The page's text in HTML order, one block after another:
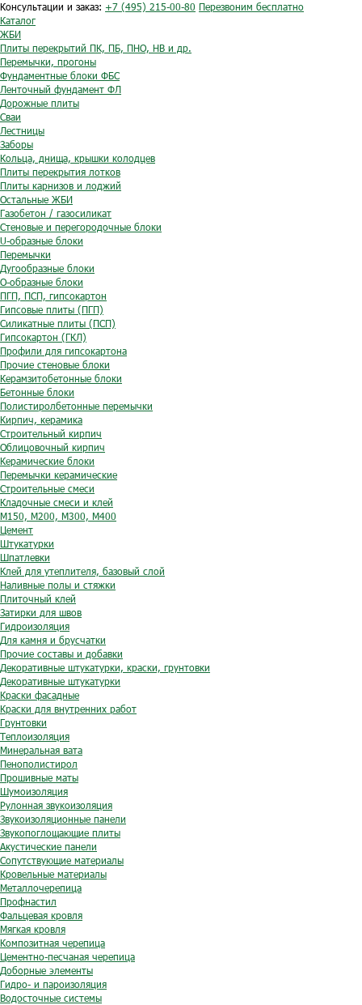
Консультации и заказ: +7 (495) 215-00-80 Перезвоним бесплатно
Каталог
ЖБИ
Плиты перекрытий ПК, ПБ, ПНО, НВ и др.
Перемычки, прогоны
Фундаментные блоки ФБС
Ленточный фундамент ФЛ
Дорожные плиты
Сваи
Лестницы
Заборы
Кольца, днища, крышки колодцев
Плиты перекрытия лотков
Плиты карнизов и лоджий
Остальные ЖБИ
Газобетон / газосиликат
Стеновые и перегородочные блоки
U-образные блоки
Перемычки
Дугообразные блоки
O-образные блоки
ПГП, ПСП, гипсокартон
Гипсовые плиты (ПГП)
Силикатные плиты (ПСП)
Гипсокартон (ГКЛ)
Профили для гипсокартона
Прочие стеновые блоки
Керамзитобетонные блоки
Бетонные блоки
Полистиролбетонные перемычки
Кирпич, керамика
Строительный кирпич
Облицовочный кирпич
Керамические блоки
Перемычки керамические
Строительные смеси
Кладочные смеси и клей
М150, М200, М300, М400
Цемент
Штукатурки
Шпатлевки
Клей для утеплителя, базовый слой
Наливные полы и стяжки
Плиточный клей
Затирки для швов
Гидроизоляция
Для камня и брусчатки
Прочие составы и добавки
Декоративные штукатурки, краски, грунтовки
Декоративные штукатурки
Краски фасадные
Краски для внутренних работ
Грунтовки
Теплоизоляция
Минеральная вата
Пенополистирол
Прошивные маты
Шумоизоляция
Рулонная звукоизоляция
Звукоизоляционные панели
Звукопоглощающие плиты
Акустические панели
Сопутствующие материалы
Кровельные материалы
Металлочерепица
Профнастил
Фальцевая кровля
Мягкая кровля
Композитная черепица
Цементно-песчаная черепица
Доборные элементы
Гидро- и пароизоляция
Водосточные системы